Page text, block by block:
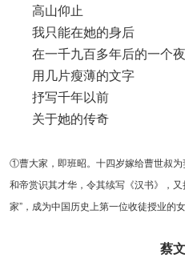
高山仰止
我只能在她的身后
在一千九百多年后的一个
用几片瘦薄的文字
抒写千年以前
关于她的传奇
①曹大家，即班昭。十四岁嫁给曹世叔
和帝赏识其才华，令其续写《汉书》，
家”，成为中国历史上第一位收徒授业的女
蔡